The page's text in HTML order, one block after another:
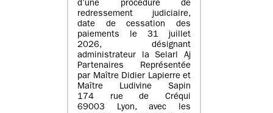
d’une procédure de
redressement judiciaire,
date de cessation des
paiements le 31 juillet
2026, désignant
administrateur la Selarl Aj
Partenaires Représentée
par Maître Didier Lapierre et
Maître Ludivine Sapin
174 rue de Créqui
69003 Lyon, avec les